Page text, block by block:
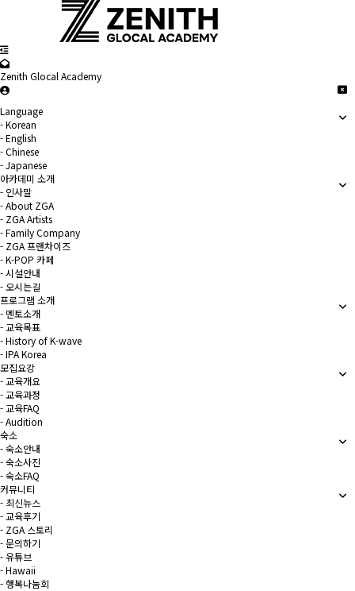
Zenith Glocal Academy
Language
- Korean
- English
- Chinese
- Japanese
아카데미 소개
- 인사말
- About ZGA
- ZGA Artists
- Family Company
- ZGA 프랜차이즈
- K-POP 카페
- 시설안내
- 오시는길
프로그램 소개
- 멘토소개
- 교육목표
- History of K-wave
- IPA Korea
모집요강
- 교육개요
- 교육과정
- 교육FAQ
- Audition
숙소
- 숙소안내
- 숙소사진
- 숙소FAQ
커뮤니티
- 최신뉴스
- 교육후기
- ZGA 스토리
- 문의하기
- 유튜브
- Hawaii
- 행복나눔회